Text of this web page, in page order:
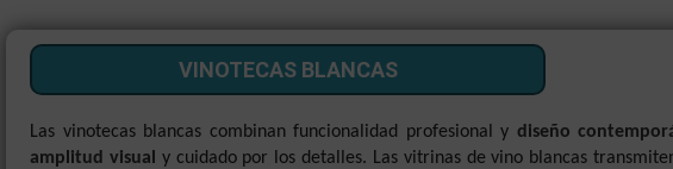
VINOTECAS BLANCAS
Las vinotecas blancas combinan funcionalidad profesional y diseño
amplitud visual
y cuidado por los detalles. Las vitrinas de vino blancas